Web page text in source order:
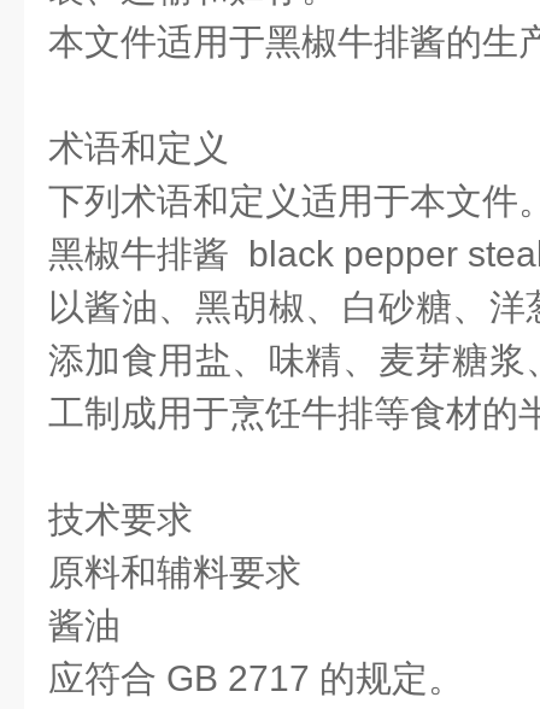
本文件适用于黑椒牛排酱的生
术语和定义
下列术语和定义适用于本文件
黑椒牛排酱 black pepper
以酱油、黑胡椒、白砂糖、
添加食用盐、味精、麦芽糖
工制成用于烹饪牛排等食材的
技术要求
原料和辅料要求
酱油
应符合 GB 2717 的规定。